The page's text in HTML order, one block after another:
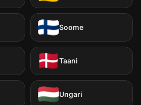
Soome
Taani
Ungari